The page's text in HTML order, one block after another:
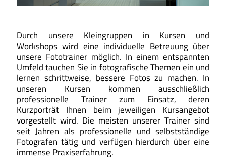
Durch unsere Kleingruppen in Kursen und
Workshops wird eine individuelle Betreuung über
unsere Fototrainer möglich. In einem entspannten
Umfeld tauchen Sie in fotografische Themen ein und
lernen schrittweise, bessere Fotos zu machen. In
unseren Kursen kommen ausschließlich
professionelle Trainer zum Einsatz, deren
Kurzporträt Ihnen beim jeweiligen Kursangebot
vorgestellt wird. Die meisten unserer Trainer sind
seit Jahren als professionelle und selbstständige
Fotografen tätig und verfügen hierdurch über eine
immense Praxiserfahrung.